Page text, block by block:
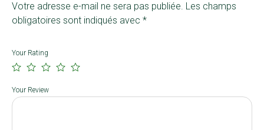
Votre adresse e-mail ne sera pas publiée. Les champs
obligatoires sont indiqués avec *
Your Rating
Your Review